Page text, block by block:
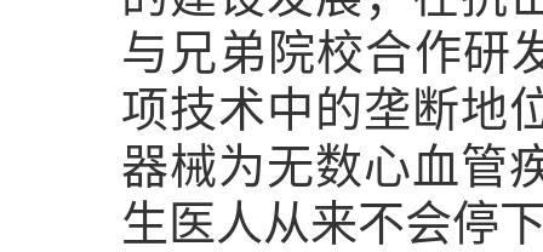
与兄弟院校合作研
项技术中的垄断地
器械为无数心血管
生医人从来不会停